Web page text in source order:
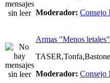
Moderador: Consejo
Armas "Menos letales"
Moderador: Consejo